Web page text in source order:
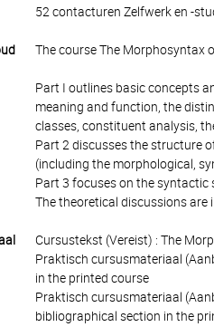
52 contacturen Zelfwerk en -
The course The Morphosyntax
Part I outlines basic concepts
meaning and function, the
classes, constituent analysis,
Part 2 discusses the structure
(including the morphological,
Part 3 focuses on the
The theoretical discussions are
Cursustekst (Vereist) : The
Praktisch cursusmateriaal
in the printed course
Praktisch cursusmateriaal
bibliographical section in the